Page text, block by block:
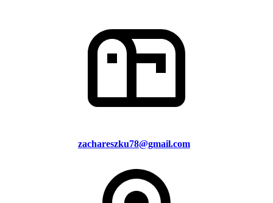
zachareszku78@gmail.com